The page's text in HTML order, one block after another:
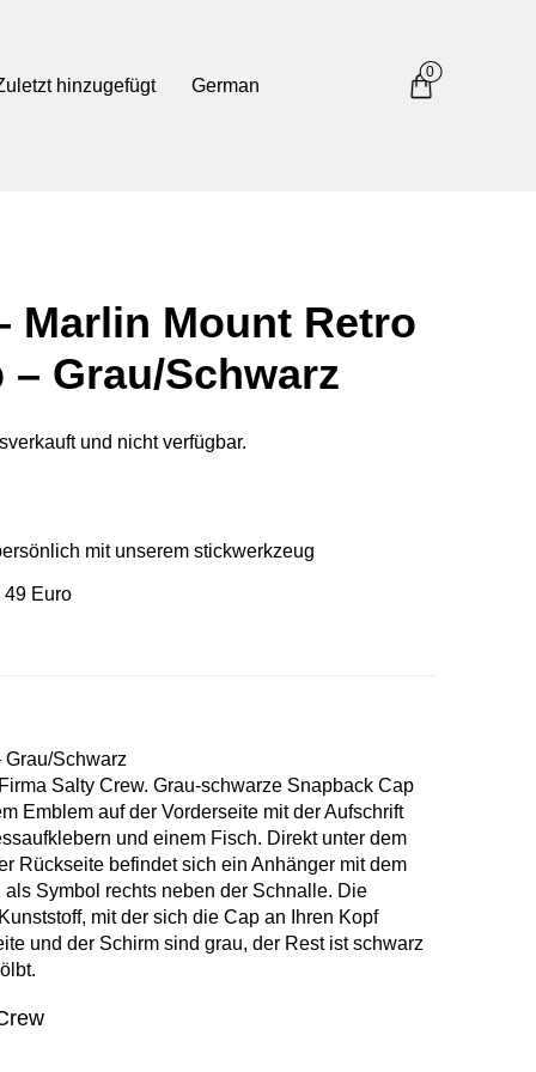
hinzugefügt German
0
Marlin Mount Retro
– Grau/Schwarz
und nicht verfügbar.
mit unserem stickwerkzeug
49 Euro
Grau/Schwarz
Salty Crew. Grau-schwarze Snapback Cap
Emblem auf der Vorderseite mit der Aufschrift
und einem Fisch. Direkt unter dem
Rückseite befindet sich ein Anhänger mit dem
Symbol rechts neben der Schnalle. Die
mit der sich die Cap an Ihren Kopf
und der Schirm sind grau, der Rest ist schwarz